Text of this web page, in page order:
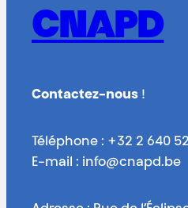
CNAPD
Contactez-nous !
Téléphone : +32 2 640
E-mail : info@cnapd.be